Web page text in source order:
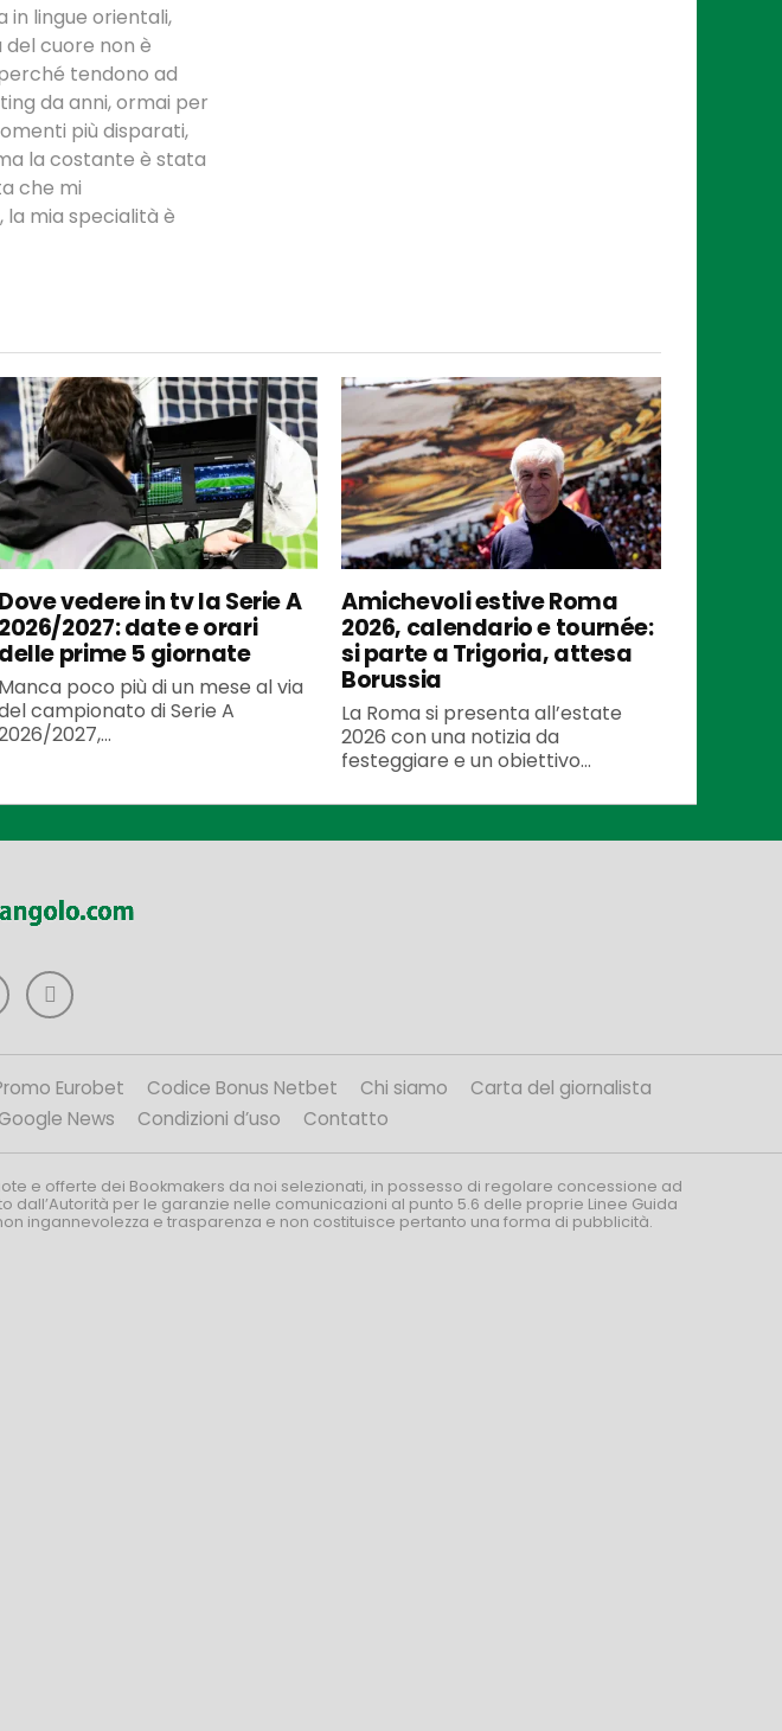
in lingue orientali,
cuore non è
tendono ad
da anni, ormai per
più disparati,
la costante è stata
che mi
mia specialità è
Dove vedere in tv la Serie A
2026/2027: date e orari
delle prime 5 giornate
Manca poco più di un mese al via
campionato di Serie A
2027,...
Amichevoli estive Roma
2026, calendario e tournée:
si parte a Trigoria, attesa
Borussia
La Roma si presenta all’estate
2026 con una notizia da
festeggiare e un obiettivo...
Eurobet Codice Bonus Netbet Chi siamo
Carta del giornalista
Google News Condizioni d’uso Contatto
e offerte dei Bookmakers da noi selezionati, in possesso di regolare concessione ad
per le garanzie nelle comunicazioni al punto 5.6 delle proprie Linee Guida
ingannevolezza e trasparenza e non costituisce pertanto una forma di pubblicità.